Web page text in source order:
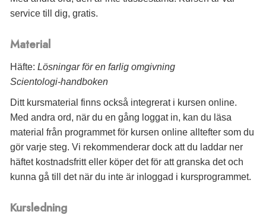
service till dig, gratis.
Material
Häfte: Lösningar för en farlig omgivning
Scientologi-handboken
Ditt kursmaterial finns också integrerat i kursen online.
Med andra ord, när du en gång loggat in, kan du läsa
material från programmet för kursen online alltefter som du
gör varje steg. Vi rekommenderar dock att du laddar ner
häftet kostnadsfritt eller köper det för att granska det och
kunna gå till det när du inte är inloggad i kursprogrammet.
Kursledning